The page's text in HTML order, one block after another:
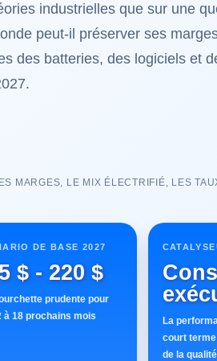
industrielles que sur une
peut-il préserver ses
des batteries, des logiciels et
MARGES, LE MIX ÉLECTRIFIÉ, LES
DE BASE 2027
$ - 220 $
prudente pour
à 18 prochains mois
La
court
de la